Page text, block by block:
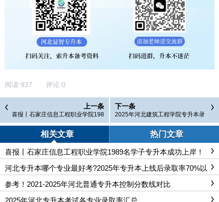
阅读:937 评论:0
上一条
喜报丨石家庄信息工程职业学院198
9名学子专升本成功上岸！
下一条
2025年河北建筑工程学院专升本录
取分数统计
相关文章 热门文章
喜报丨石家庄信息工程职业学院1989名学子专升本成功上岸！
河北专升本哪个专业最好考?2025年专升本上线后录取率70%以
上专业汇总
参考！2021-2025年河北普通专升本控制分数线对比